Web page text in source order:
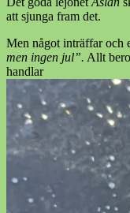
att sjunga fram det.
Men något inträffar och
men ingen jul”. Allt
handlar